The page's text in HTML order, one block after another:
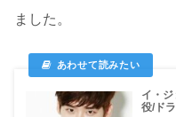
ました。
イ・
役/ド